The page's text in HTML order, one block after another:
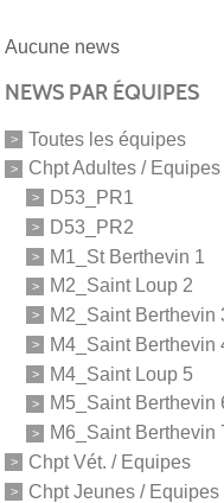
Aucune news
NEWS PAR ÉQUIPES
Toutes les équipes
Chpt Adultes / Equipes
D53_PR1
D53_PR2
M1_St Berthevin 1
M2_Saint Loup 2
M2_Saint Berthevin
M4_Saint Berthevin
M4_Saint Loup 5
M5_Saint Berthevin
M6_Saint Berthevin
Chpt Vét. / Equipes
Chpt Jeunes / Equipes